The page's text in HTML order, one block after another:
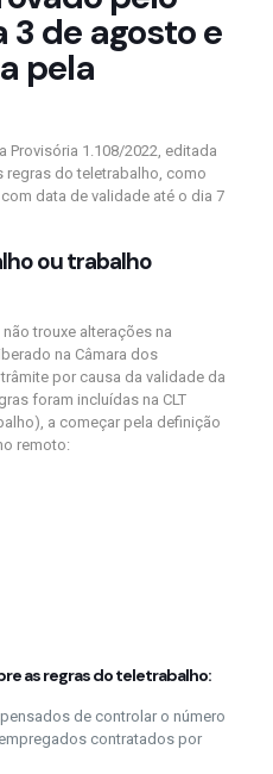
3 de agosto e
pela
Provisória 1.108/2022, editada
regras do teletrabalho, como
com data de validade até o dia 7
ou trabalho
trouxe alterações na
na Câmara dos
por causa da validade da
foram incluídas na CLT
a começar pela definição
remoto:
as regras do teletrabalho:
de controlar o número
contratados por